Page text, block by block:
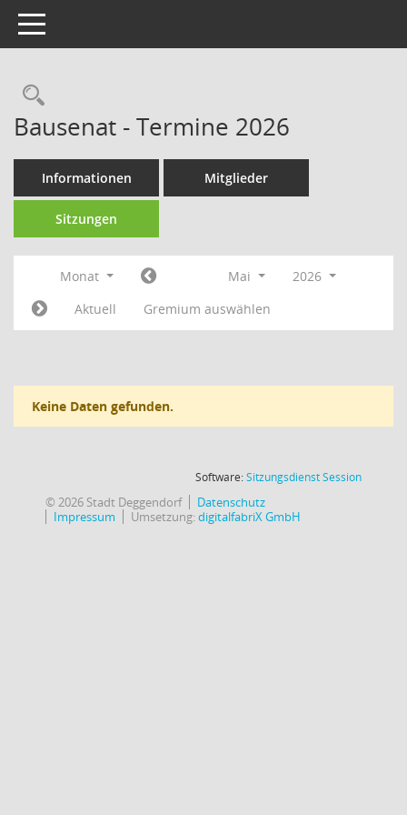
Toggle navigation
Rechercheauswahl
Bausenat - Termine 2026
Informationen Mitglieder
Sitzungen
Monat Mai
2026
Aktuell
Gremium auswählen
Keine Daten gefunden.
Software:SitzungsdienstSession(Wird in
© 2026 Stadt Deggendorf
Datenschutz
Impressum
Umsetzung:digitalfabriX GmbH